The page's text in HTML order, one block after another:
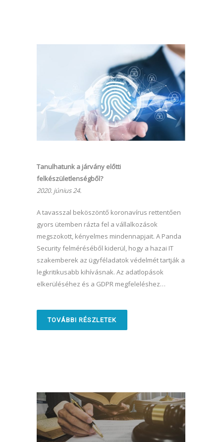
Tanulhatunk a járvány előtti
felkészületlenségből?
2020. június 24.
A tavasszal beköszöntő koronavírus rettentően
gyors ütemben rázta fel a vállalkozások
megszokott, kényelmes mindennapjait. A Panda
Security felméréséből kiderül, hogy a hazai IT
szakemberek az ügyféladatok védelmét tartják a
legkritikusabb kihívásnak. Az adatlopások
elkerüléséhez és a GDPR megfeleléshez…
TOVÁBBI RÉSZLETEK